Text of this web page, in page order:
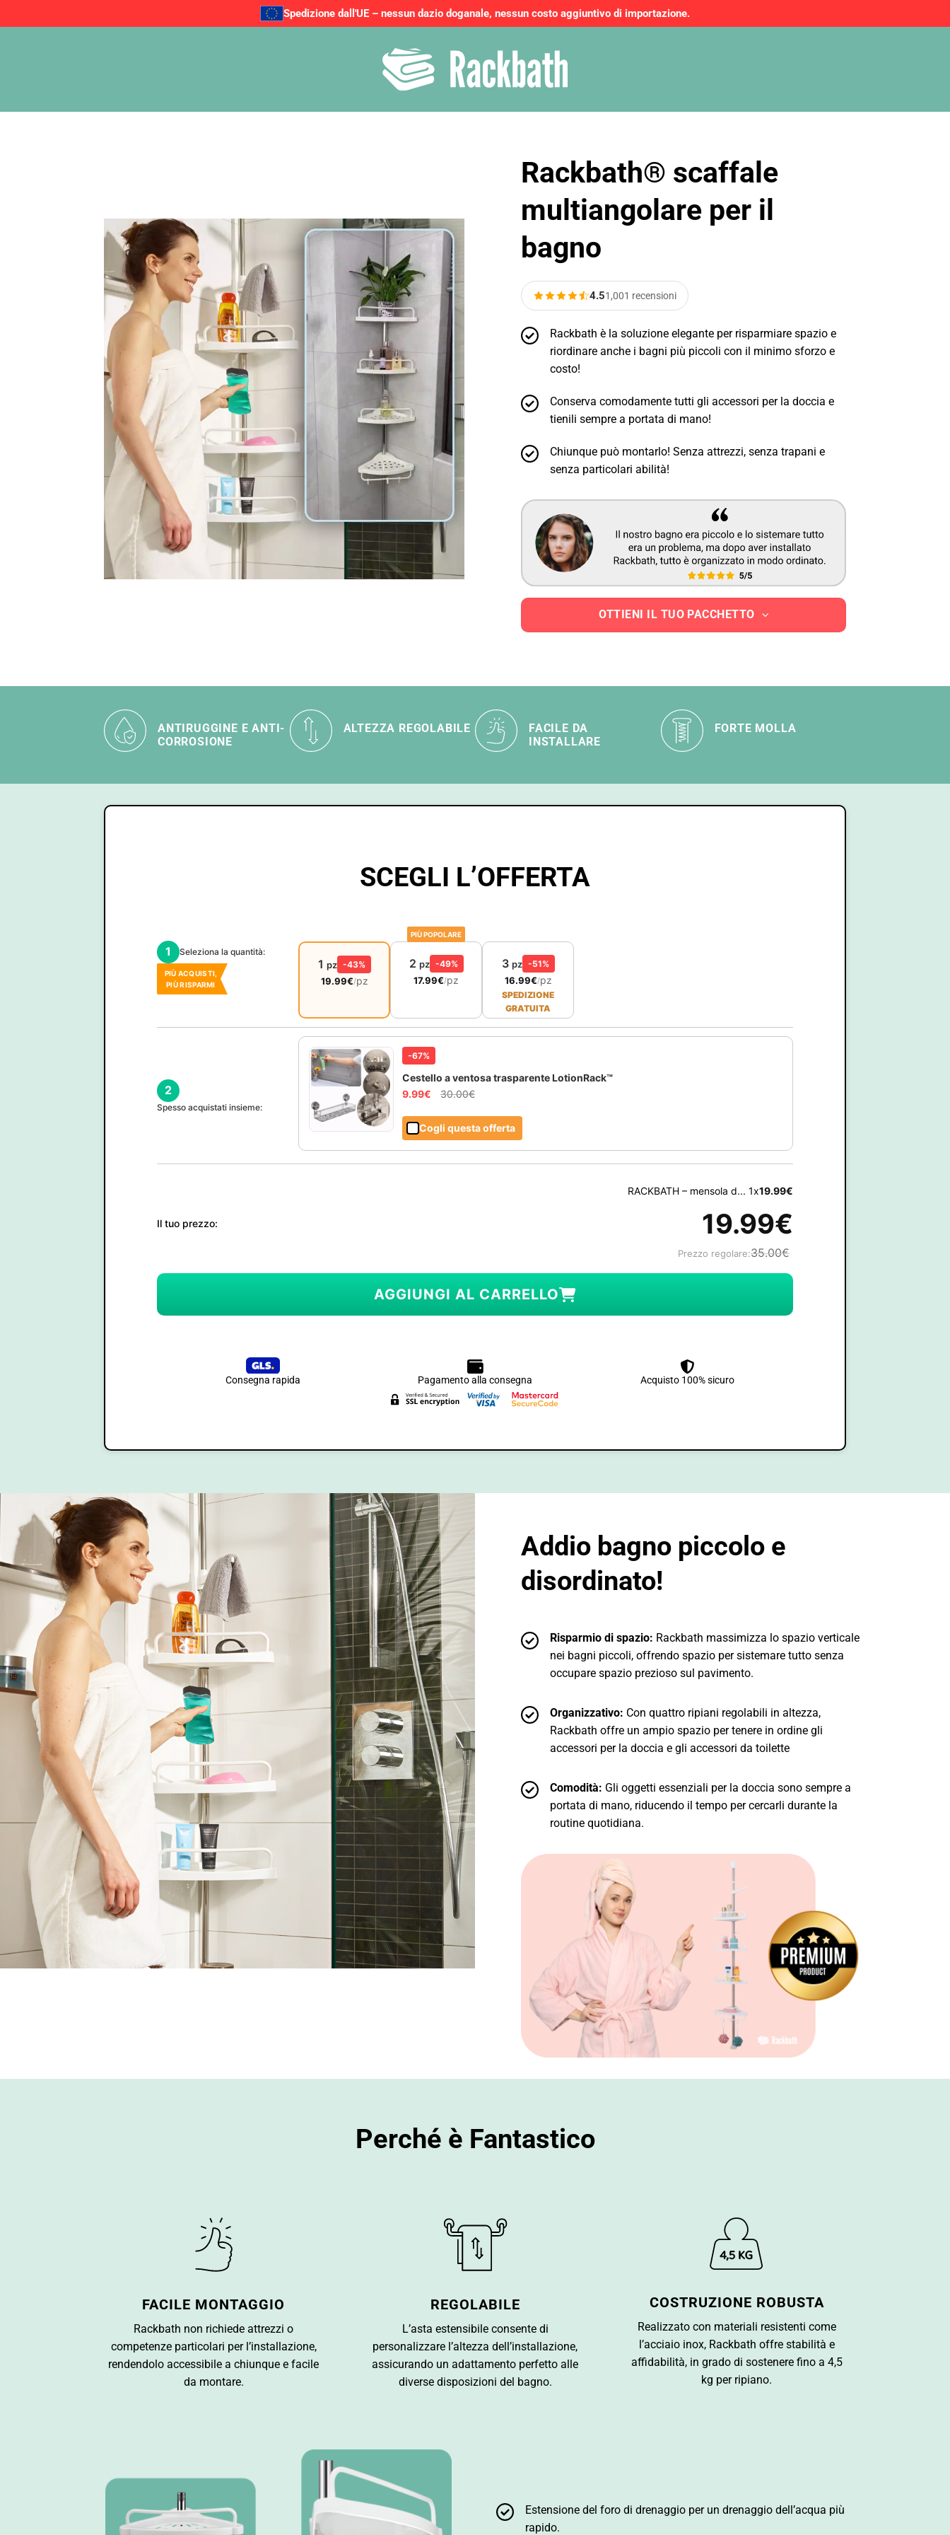
Spedizione dall'UE – nessun dazio doganale, nessun costo aggiuntivo di importazione.
Rackbath® scaffale
multiangolare per il
bagno
4.51,001 recensioni
Rackbath è la soluzione elegante per risparmiare spazio e
riordinare anche i bagni più piccoli con il minimo sforzo e
costo!
Conserva comodamente tutti gli accessori per la doccia e
tienili sempre a portata di mano!
Chiunque può montarlo! Senza attrezzi, senza trapani e
senza particolari abilità!
OTTIENI IL TUO PACCHETTO
ANTIRUGGINE E ANTI-
CORROSIONE
ALTEZZA REGOLABILE
FACILE DA
INSTALLARE
FORTE MOLLA
SCEGLI L’OFFERTA
1 Seleziona la quantità:
PIÙ ACQUISTI,
PIÙ RISPARMI
1 pz -43%
19.99€/pz
PIÙ POPOLARE
2 pz -49%
17.99€/pz
3 pz -51%
16.99€/pz
SPEDIZIONE
GRATUITA
2
Spesso acquistati insieme:
-67%
Cestello a ventosa trasparente LotionRack™
9.99€ 30.00€
Cogli questa offerta
RACKBATH – mensola d... 1x19.99€
Il tuo prezzo: 19.99€
Prezzo regolare:35.00€
AGGIUNGI AL CARRELLO
Consegna rapida Pagamento alla consegna Acquisto 100% sicuro
Addio bagno piccolo e
disordinato!
Risparmio di spazio: Rackbath massimizza lo spazio verticale
nei bagni piccoli, offrendo spazio per sistemare tutto senza
occupare spazio prezioso sul pavimento.
Organizzativo: Con quattro ripiani regolabili in altezza,
Rackbath offre un ampio spazio per tenere in ordine gli
accessori per la doccia e gli accessori da toilette
Comodità: Gli oggetti essenziali per la doccia sono sempre a
portata di mano, riducendo il tempo per cercarli durante la
routine quotidiana.
Perché è Fantastico
FACILE MONTAGGIO
Rackbath non richiede attrezzi o
competenze particolari per l’installazione,
rendendolo accessibile a chiunque e facile
da montare.
REGOLABILE
L’asta estensibile consente di
personalizzare l’altezza dell’installazione,
assicurando un adattamento perfetto alle
diverse disposizioni del bagno.
COSTRUZIONE ROBUSTA
Realizzato con materiali resistenti come
l’acciaio inox, Rackbath offre stabilità e
affidabilità, in grado di sostenere fino a 4,5
kg per ripiano.
Estensione del foro di drenaggio per un drenaggio dell’acqua più
rapido.